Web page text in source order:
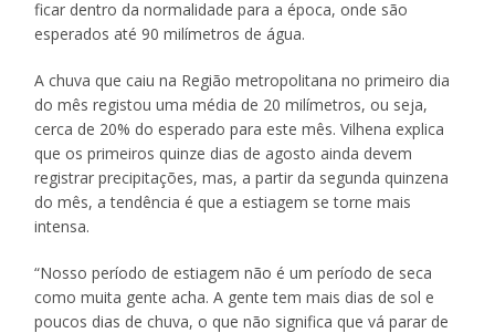
ficar dentro da normalidade para a época, onde são
esperados até 90 milímetros de água.
A chuva que caiu na Região metropolitana no primeiro dia
do mês registou uma média de 20 milímetros, ou seja,
cerca de 20% do esperado para este mês. Vilhena explica
que os primeiros quinze dias de agosto ainda devem
registrar precipitações, mas, a partir da segunda quinzena
do mês, a tendência é que a estiagem se torne mais
intensa.
“Nosso período de estiagem não é um período de seca
como muita gente acha. A gente tem mais dias de sol e
poucos dias de chuva, o que não significa que vá parar de